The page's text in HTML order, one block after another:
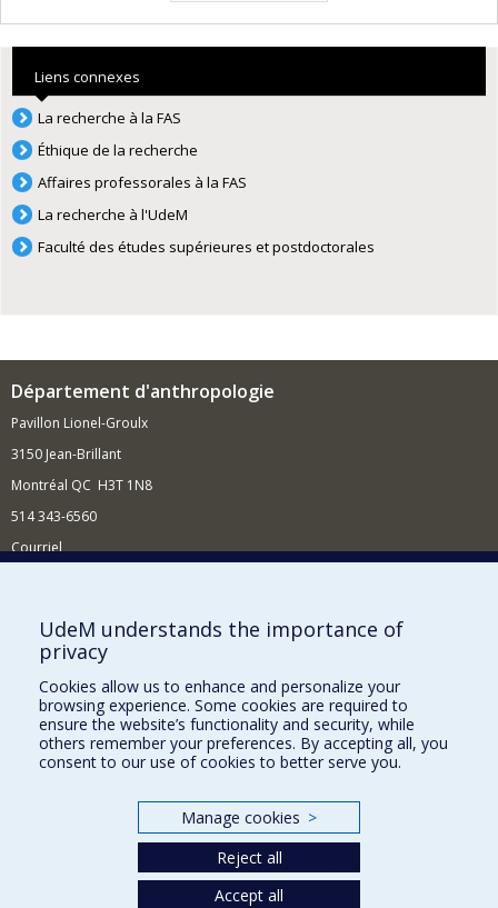
Liens connexes
La recherche à la FAS
Éthique de la recherche
Affaires professorales à la FAS
La recherche à l'UdeM
Faculté des études supérieures et postdoctorales
Département d'anthropologie
Pavillon Lionel-Groulx
3150 Jean-Brillant
Montréal QC H3T 1N8
514 343-6560
Courriel
Comment soutenir le Département?
BESOIN D'AIDE?
Plan du site
Signaler une erreur
Accessibilité
Nos départements et écoles
UdeM understands the importance of
privacy
Cookies allow us to enhance and personalize your
browsing experience. Some cookies are required to
ensure the website’s functionality and security, while
others remember your preferences. By accepting all, you
consent to our use of cookies to better serve you.
Manage cookies >
Reject all
Accept all